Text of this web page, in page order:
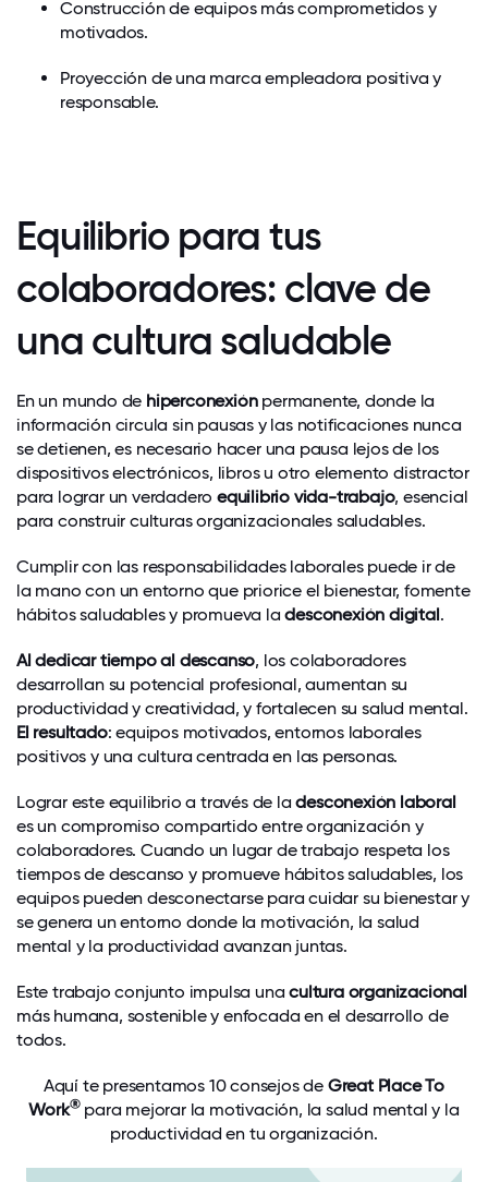
Construcción de equipos más comprometidos y
motivados.
Proyección de una marca empleadora positiva y
responsable.
Equilibrio para tus
colaboradores: clave de
una cultura saludable
En un mundo de hiperconexiónpermanente, donde la
información circula sin pausas y las notificaciones nunca
se detienen, es necesario hacer una pausa lejos de los
dispositivos electrónicos, libros u otro elemento distractor
para lograr un verdadero equilibrio vida-trabajo, esencial
para construir culturas organizacionales saludables.
Cumplir con las responsabilidades laborales puede ir de
la mano con un entorno que priorice el bienestar, fomente
hábitos saludables y promueva ladesconexión digital.
Al dedicar tiempo al descanso, los colaboradores
desarrollan su potencial profesional, aumentan su
productividad y creatividad, y fortalecen su salud mental.
El resultado: equipos motivados, entornos laborales
positivos y una cultura centrada en las personas.
Lograr este equilibrio a través de ladesconexión laboral
es un compromiso compartido entre organización y
colaboradores. Cuando un lugar de trabajo respeta los
tiempos de descanso y promueve hábitos saludables, los
equipos pueden desconectarse para cuidar su bienestar y
se genera un entorno donde la motivación, la salud
mental y la productividad avanzan juntas.
Este trabajo conjunto impulsa unacultura organizacional
más humana, sostenible y enfocada en el desarrollo de
todos.
Aquí te presentamos 10 consejos de Great Place To
Work®para mejorar la motivación, la salud mental y la
productividad en tu organización.